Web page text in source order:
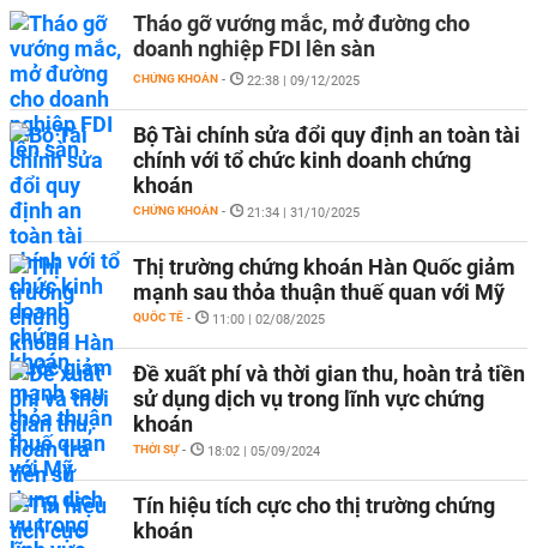
Tháo gỡ vướng mắc, mở đường cho
doanh nghiệp FDI lên sàn
CHỨNG KHOÁN - 22:38 | 09/12/2025
Bộ Tài chính sửa đổi quy định an toàn tài
chính với tổ chức kinh doanh chứng
khoán
CHỨNG KHOÁN - 21:34 | 31/10/2025
Thị trường chứng khoán Hàn Quốc giảm
mạnh sau thỏa thuận thuế quan với Mỹ
QUỐC TẾ - 11:00 | 02/08/2025
Đề xuất phí và thời gian thu, hoàn trả tiền
sử dụng dịch vụ trong lĩnh vực chứng
khoán
THỜI SỰ - 18:02 | 05/09/2024
Tín hiệu tích cực cho thị trường chứng
khoán